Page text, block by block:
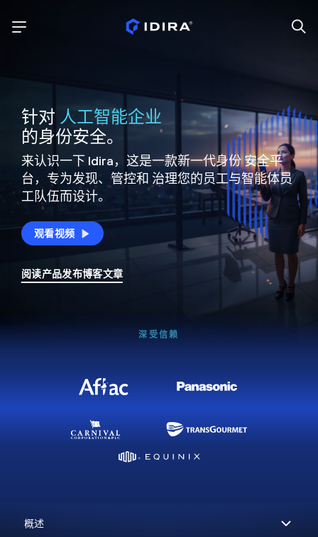
针对 人工智能企业
的身份安全。
来认识一下 Idira，这是一款新一代身份安全平
台，专为发现、管控和 治理您的员工与智能体员
工队伍而设计。
观看视频
阅读产品发布博客文章
深受信赖